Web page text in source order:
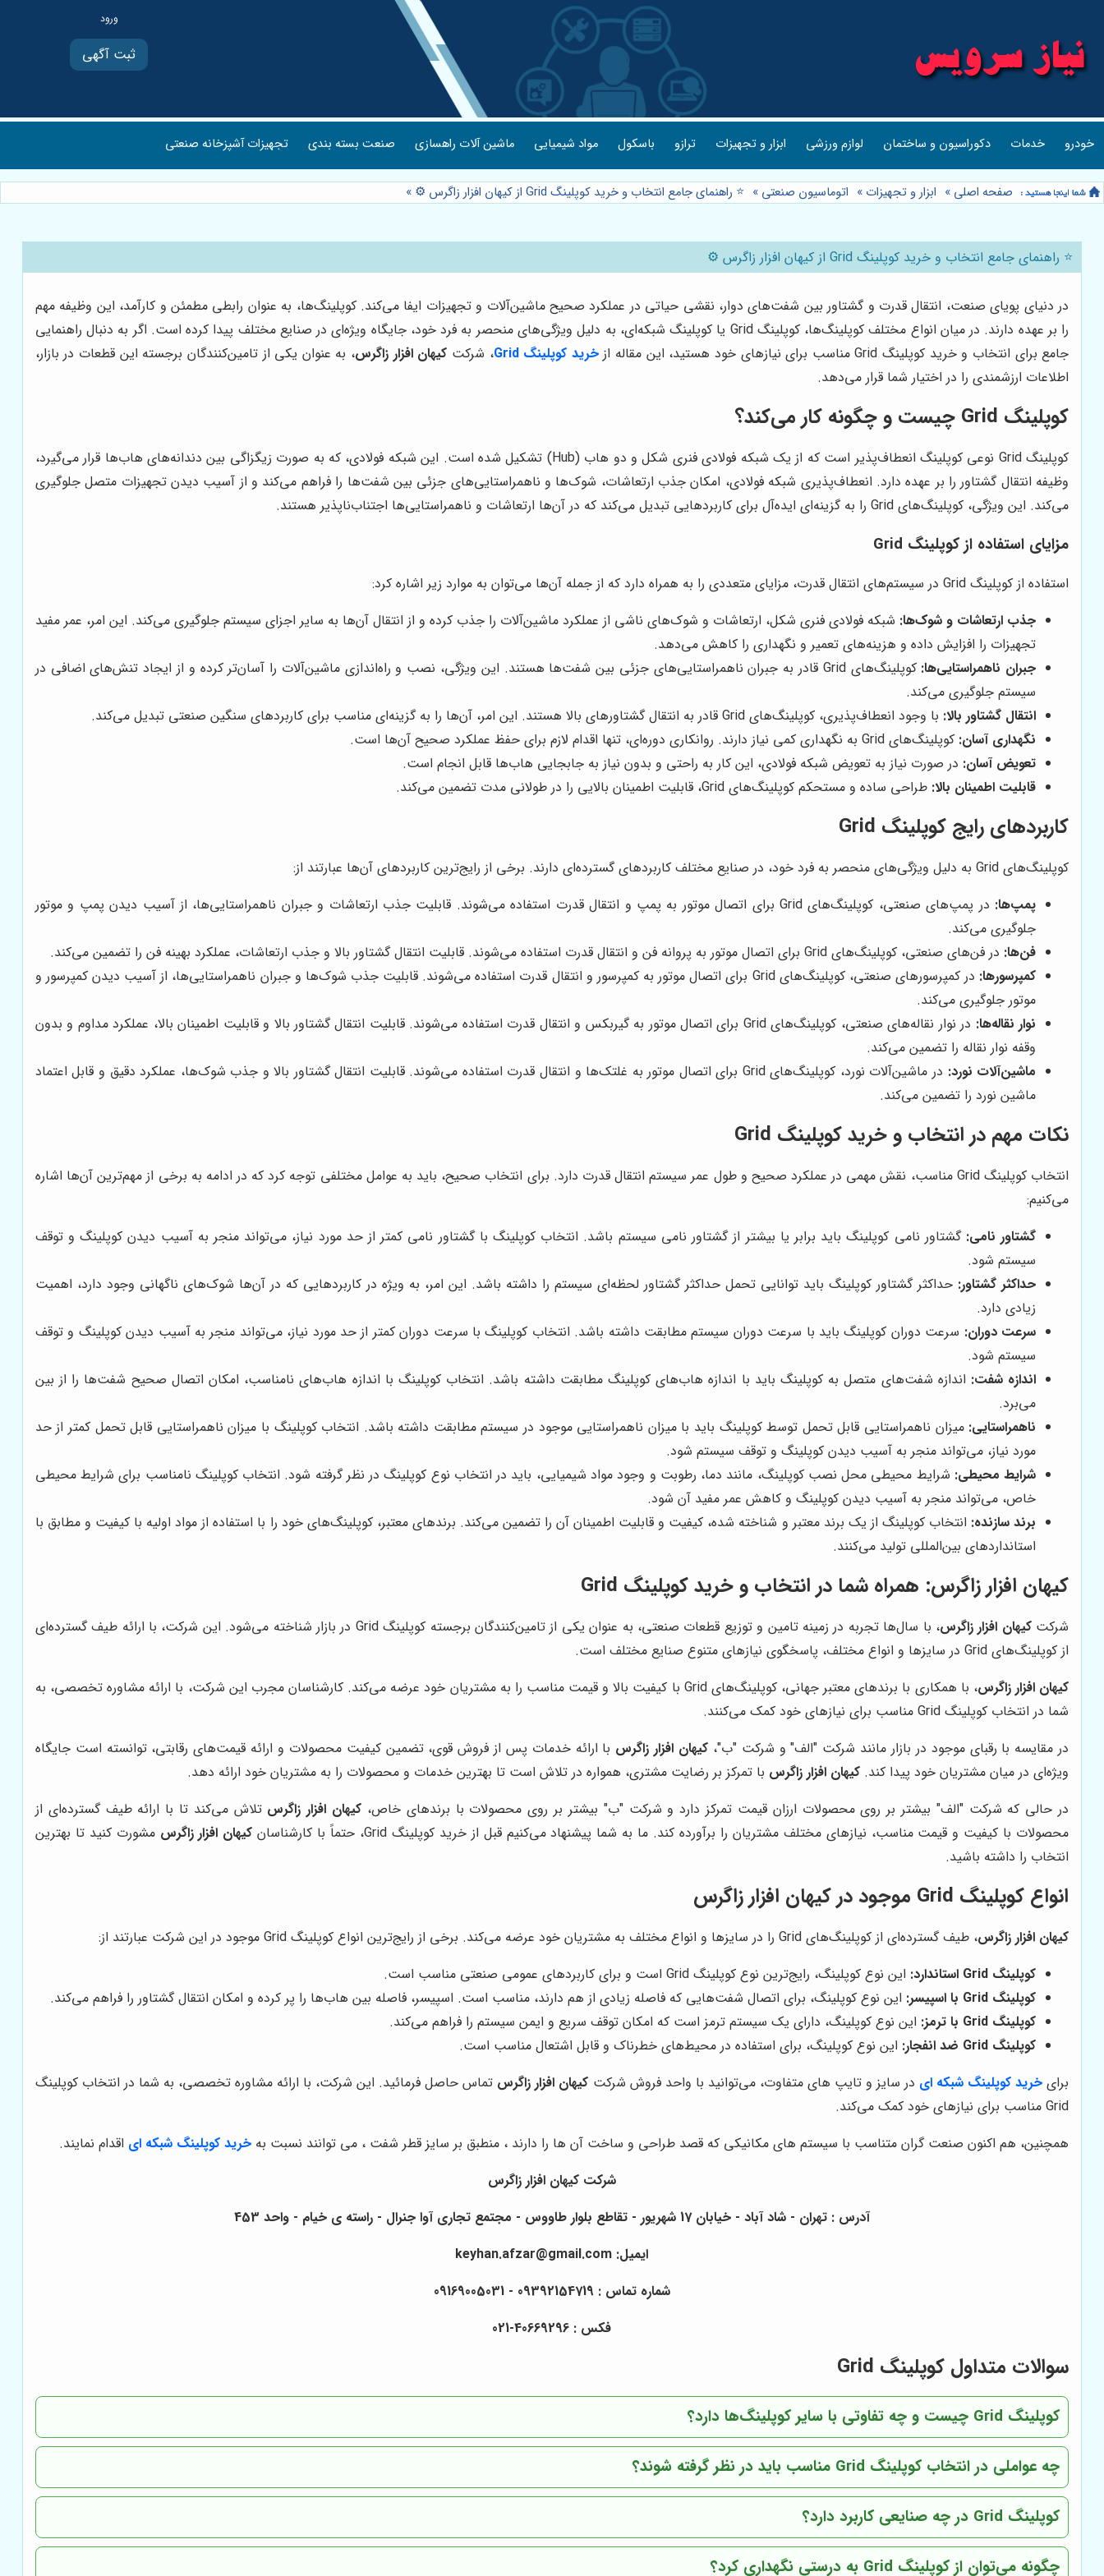
ثبت آگهی
خودرو خدمات دکوراسیون و ساختمان لوازم ورزشی ابزار و تجهیزات ترازو باسکول مواد شیمیایی ماشین آلات راهسازی صنعت بسته بندی تجهیزات آشپزخانه صنعتی
صفحه اصلی » ابزار و تجهیزات » اتوماسیون صنعتی » ⭐️ راهنمای جامع انتخاب و خرید کوپلینگ Grid از کیهان افزار زاگرس ⚙️ »
⭐️ راهنمای جامع انتخاب و خرید کوپلینگ Grid از کیهان افزار زاگرس ⚙️
در دنیای پویای صنعت، انتقال قدرت و گشتاور بین شفت‌های دوار، نقشی حیاتی در عملکرد صحیح ماشین‌آلات و تجهیزات ایفا می‌کند. کوپلینگ‌ها، به عنوان رابطی مطمئن و کارآمد، این وظیفه مهم
را بر عهده دارند. در میان انواع مختلف کوپلینگ‌ها، کوپلینگ Grid یا کوپلینگ شبکه‌ای، به دلیل ویژگی‌های منحصر به فرد خود، جایگاه ویژه‌ای در صنایع مختلف پیدا کرده است. اگر به دنبال راهنمایی
جامع برای انتخاب و خرید کوپلینگ Grid مناسب برای نیازهای خود هستید، این مقاله از
خرید کوپلینگ Grid ، شرکت کیهان افزار زاگرس، به عنوان یکی از تامین‌کنندگان برجسته این قطعات در بازار،
اطلاعات ارزشمندی را در اختیار شما قرار می‌دهد.
کوپلینگ Grid چیست و چگونه کار می‌کند؟
کوپلینگ Grid نوعی کوپلینگ انعطاف‌پذیر است که از یک شبکه فولادی فنری شکل و دو هاب (Hub) تشکیل شده است. این شبکه فولادی، که به صورت زیگزاگی بین دندانه‌های هاب‌ها قرار می‌گیرد،
وظیفه انتقال گشتاور را بر عهده دارد. انعطاف‌پذیری شبکه فولادی، امکان جذب ارتعاشات، شوک‌ها و ناهمراستایی‌های جزئی بین شفت‌ها را فراهم می‌کند و از آسیب دیدن تجهیزات متصل جلوگیری
می‌کند. این ویژگی، کوپلینگ‌های Grid را به گزینه‌ای ایده‌آل برای کاربردهایی تبدیل می‌کند که در آن‌ها ارتعاشات و ناهمراستایی‌ها اجتناب‌ناپذیر هستند.
مزایای استفاده از کوپلینگ Grid
استفاده از کوپلینگ Grid در سیستم‌های انتقال قدرت، مزایای متعددی را به همراه دارد که از جمله آن‌ها می‌توان به موارد زیر اشاره کرد:
جذب ارتعاشات و شوک‌ها: شبکه فولادی فنری شکل، ارتعاشات و شوک‌های ناشی از عملکرد ماشین‌آلات را جذب کرده و از انتقال آن‌ها به سایر اجزای سیستم جلوگیری می‌کند. این امر، عمر مفید
تجهیزات را افزایش داده و هزینه‌های تعمیر و نگهداری را کاهش می‌دهد.
جبران ناهمراستایی‌ها:
کوپلینگ‌های Grid قادر به جبران ناهمراستایی‌های جزئی بین شفت‌ها هستند. این ویژگی، نصب و راه‌اندازی ماشین‌آلات را آسان‌تر کرده و از ایجاد تنش‌های اضافی در
سیستم جلوگیری می‌کند.
انتقال گشتاور بالا: با وجود انعطاف‌پذیری، کوپلینگ‌های Grid قادر به انتقال گشتاورهای بالا هستند. این امر، آن‌ها را به گزینه‌ای مناسب برای کاربردهای سنگین صنعتی تبدیل می‌کند.
نگهداری آسان: کوپلینگ‌های Grid به نگهداری کمی نیاز دارند. روانکاری دوره‌ای، تنها اقدام لازم برای حفظ عملکرد صحیح آن‌ها است.
تعویض آسان: در صورت نیاز به تعویض شبکه فولادی، این کار به راحتی و بدون نیاز به جابجایی هاب‌ها قابل انجام است.
قابلیت اطمینان بالا: طراحی ساده و مستحکم کوپلینگ‌های Grid، قابلیت اطمینان بالایی را در طولانی مدت تضمین می‌کند.
کاربردهای رایج کوپلینگ Grid
کوپلینگ‌های Grid به دلیل ویژگی‌های منحصر به فرد خود، در صنایع مختلف کاربردهای گسترده‌ای دارند. برخی از رایج‌ترین کاربردهای آن‌ها عبارتند از:
پمپ‌ها:
در پمپ‌های صنعتی، کوپلینگ‌های Grid برای اتصال موتور به پمپ و انتقال قدرت استفاده می‌شوند. قابلیت جذب ارتعاشات و جبران ناهمراستایی‌ها، از آسیب دیدن پمپ و موتور
جلوگیری می‌کند.
فن‌ها: در فن‌های صنعتی، کوپلینگ‌های Grid برای اتصال موتور به پروانه فن و انتقال قدرت استفاده می‌شوند. قابلیت انتقال گشتاور بالا و جذب ارتعاشات، عملکرد بهینه فن را تضمین می‌کند.
کمپرسورها:
در کمپرسورهای صنعتی، کوپلینگ‌های Grid برای اتصال موتور به کمپرسور و انتقال قدرت استفاده می‌شوند. قابلیت جذب شوک‌ها و جبران ناهمراستایی‌ها، از آسیب دیدن کمپرسور و
موتور جلوگیری می‌کند.
نوار نقاله‌ها:
در نوار نقاله‌های صنعتی، کوپلینگ‌های Grid برای اتصال موتور به گیربکس و انتقال قدرت استفاده می‌شوند. قابلیت انتقال گشتاور بالا و قابلیت اطمینان بالا، عملکرد مداوم و بدون
وقفه نوار نقاله را تضمین می‌کند.
ماشین‌آلات نورد:
در ماشین‌آلات نورد، کوپلینگ‌های Grid برای اتصال موتور به غلتک‌ها و انتقال قدرت استفاده می‌شوند. قابلیت انتقال گشتاور بالا و جذب شوک‌ها، عملکرد دقیق و قابل اعتماد
ماشین نورد را تضمین می‌کند.
نکات مهم در انتخاب و خرید کوپلینگ Grid
انتخاب کوپلینگ Grid مناسب، نقش مهمی در عملکرد صحیح و طول عمر سیستم انتقال قدرت دارد. برای انتخاب صحیح، باید به عوامل مختلفی توجه کرد که در ادامه به برخی از مهم‌ترین آن‌ها اشاره
می‌کنیم:
گشتاور نامی: گشتاور نامی کوپلینگ باید برابر یا بیشتر از گشتاور نامی سیستم باشد. انتخاب کوپلینگ با گشتاور نامی کمتر از حد مورد نیاز، می‌تواند منجر به آسیب دیدن کوپلینگ و توقف
سیستم شود.
حداکثر گشتاور: حداکثر گشتاور کوپلینگ باید توانایی تحمل حداکثر گشتاور لحظه‌ای سیستم را داشته باشد. این امر، به ویژه در کاربردهایی که در آن‌ها شوک‌های ناگهانی وجود دارد، اهمیت
زیادی دارد.
سرعت دوران: سرعت دوران کوپلینگ باید با سرعت دوران سیستم مطابقت داشته باشد. انتخاب کوپلینگ با سرعت دوران کمتر از حد مورد نیاز، می‌تواند منجر به آسیب دیدن کوپلینگ و توقف
سیستم شود.
اندازه شفت: اندازه شفت‌های متصل به کوپلینگ باید با اندازه هاب‌های کوپلینگ مطابقت داشته باشد. انتخاب کوپلینگ با اندازه هاب‌های نامناسب، امکان اتصال صحیح شفت‌ها را از بین
می‌برد.
ناهمراستایی: میزان ناهمراستایی قابل تحمل توسط کوپلینگ باید با میزان ناهمراستایی موجود در سیستم مطابقت داشته باشد. انتخاب کوپلینگ با میزان ناهمراستایی قابل تحمل کمتر از حد
مورد نیاز، می‌تواند منجر به آسیب دیدن کوپلینگ و توقف سیستم شود.
شرایط محیطی: شرایط محیطی محل نصب کوپلینگ، مانند دما، رطوبت و وجود مواد شیمیایی، باید در انتخاب نوع کوپلینگ در نظر گرفته شود. انتخاب کوپلینگ نامناسب برای شرایط محیطی
خاص، می‌تواند منجر به آسیب دیدن کوپلینگ و کاهش عمر مفید آن شود.
برند سازنده: انتخاب کوپلینگ از یک برند معتبر و شناخته شده، کیفیت و قابلیت اطمینان آن را تضمین می‌کند. برندهای معتبر، کوپلینگ‌های خود را با استفاده از مواد اولیه با کیفیت و مطابق با
استانداردهای بین‌المللی تولید می‌کنند.
کیهان افزار زاگرس: همراه شما در انتخاب و خرید کوپلینگ Grid
شرکتکیهان افزار زاگرس
، با سال‌ها تجربه در زمینه تامین و توزیع قطعات صنعتی، به عنوان یکی از تامین‌کنندگان برجسته کوپلینگ Grid در بازار شناخته می‌شود. این شرکت، با ارائه طیف گسترده‌ای
از کوپلینگ‌های Grid در سایزها و انواع مختلف، پاسخگوی نیازهای متنوع صنایع مختلف است.
کیهان افزار زاگرس
، با همکاری با برندهای معتبر جهانی، کوپلینگ‌های Grid با کیفیت بالا و قیمت مناسب را به مشتریان خود عرضه می‌کند. کارشناسان مجرب این شرکت، با ارائه مشاوره تخصصی، به
شما در انتخاب کوپلینگ Grid مناسب برای نیازهای خود کمک می‌کنند.
در مقایسه با رقبای موجود در بازار مانند شرکت "الف" و شرکت "ب"، کیهان افزار زاگرس با ارائه خدمات پس از فروش قوی، تضمین کیفیت محصولات و ارائه قیمت‌های رقابتی، توانسته است جایگاه
ویژه‌ای در میان مشتریان خود پیدا کند. کیهان افزار زاگرس با تمرکز بر رضایت مشتری، همواره در تلاش است تا بهترین خدمات و محصولات را به مشتریان خود ارائه دهد.
در حالی که شرکت "الف" بیشتر بر روی محصولات ارزان قیمت تمرکز دارد و شرکت "ب" بیشتر بر روی محصولات با برندهای خاص، کیهان افزار زاگرس تلاش می‌کند تا با ارائه طیف گسترده‌ای از
محصولات با کیفیت و قیمت مناسب، نیازهای مختلف مشتریان را برآورده کند. ما به شما پیشنهاد می‌کنیم قبل از خرید کوپلینگ Grid، حتماً با کارشناسان
کیهان افزار زاگرس مشورت کنید تا بهترین
انتخاب را داشته باشید.
انواع کوپلینگ Grid موجود در کیهان افزار زاگرس
کیهان افزار زاگرس، طیف گسترده‌ای از کوپلینگ‌های Grid را در سایزها و انواع مختلف به مشتریان خود عرضه می‌کند. برخی از رایج‌ترین انواع کوپلینگ Grid موجود در این شرکت عبارتند از:
کوپلینگ Grid استاندارد:
این نوع کوپلینگ، رایج‌ترین نوع کوپلینگ Grid است و برای کاربردهای عمومی صنعتی مناسب است.
کوپلینگ Grid با اسپیسر:
این نوع کوپلینگ، برای اتصال شفت‌هایی که فاصله زیادی از هم دارند، مناسب است. اسپیسر، فاصله بین هاب‌ها را پر کرده و امکان انتقال گشتاور را فراهم می‌کند.
کوپلینگ Grid با ترمز:
این نوع کوپلینگ، دارای یک سیستم ترمز است که امکان توقف سریع و ایمن سیستم را فراهم می‌کند.
کوپلینگ Grid ضد انفجار:
این نوع کوپلینگ، برای استفاده در محیط‌های خطرناک و قابل اشتعال مناسب است.
برای خرید کوپلینگ شبکه ای در سایز و تایپ های متفاوت، می‌توانید با واحد فروش شرکت کیهان افزار زاگرس تماس حاصل فرمائید. این شرکت، با ارائه مشاوره تخصصی، به شما در انتخاب کوپلینگ
Grid مناسب برای نیازهای خود کمک می‌کند.
همچنین، هم اکنون صنعت گران متناسب با سیستم های مکانیکی که قصد طراحی و ساخت آن ها را دارند ، منطبق بر سایز قطر شفت ، می توانند نسبت به خرید کوپلینگ شبکه ای اقدام نمایند.
شرکت کیهان افزار زاگرس
آدرس : تهران - شاد آباد - خیابان 17 شهریور - تقاطع بلوار طاووس - مجتمع تجاری آوا جنرال - راسته ی خیام - واحد 453
ایمیل: keyhan.afzar@gmail.com
شماره تماس : 09392154719 - 09169005031
فکس : 40669296-021
سوالات متداول کوپلینگ Grid
کوپلینگ Grid چیست و چه تفاوتی با سایر کوپلینگ‌ها دارد؟
چه عواملی در انتخاب کوپلینگ Grid مناسب باید در نظر گرفته شوند؟
کوپلینگ Grid در چه صنایعی کاربرد دارد؟
چگونه می‌توان از کوپلینگ Grid به درستی نگهداری کرد؟